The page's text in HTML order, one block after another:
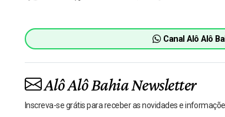
Canal Alô Alô
Alô Alô Bahia Newsletter
Inscreva-se grátis para receber as novidades e